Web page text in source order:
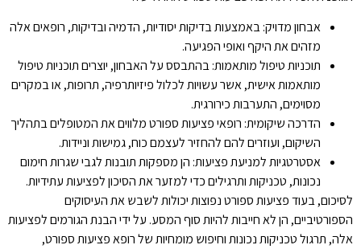
אבחון מדויק: באמצעות בדיקות יסודיות, הדמיה ובדיקות, רופאים אלה
מזהים את היקף ואופי הפגיעה.
תוכניות טיפול מותאמות: בהתבסס על האבחון, יוצרים תוכניות טיפול
מותאמות אישית, אשר עשויות לכלול פיזיותרפיה, תרופות, או במקרים
מסוימים, התערבות כירורגית.
הדרכה שיקומית: רופאי פציעות ספורט מלווים את המטופלים בתהליך
השיקום, ועוזרים להם להחזיר לעצמם כוח, גמישות וניידות.
אסטרטגיות למניעת פציעות: הן מספקות תובנות לגבי שגרות חימום
נכונות, טכניקות ותרגילים כדי למזער את הסיכון לפציעות עתידיות.
לסיכום, בעוד פציעות ספורט נפוצות יכולות לשבש את העיסוקים
הספורטיביים, הן לא חייבות להיות סוף המסע. על ידי הבנת הגורמים לפציעות
אלה, תרגול טכניקות נכונות וחיפוש מומחיות של רופא פציעות ספורט,